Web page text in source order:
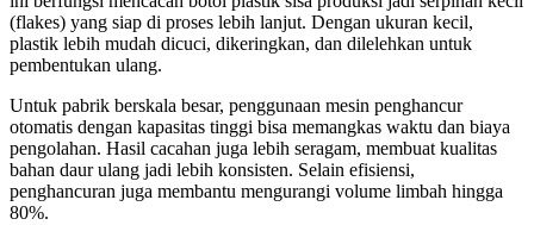
(flakes) yang siap di proses lebih lanjut. Dengan ukuran kecil,
plastik lebih mudah dicuci, dikeringkan, dan dilelehkan untuk
pembentukan ulang.
Untuk pabrik berskala besar, penggunaan mesin penghancur
otomatis dengan kapasitas tinggi bisa memangkas waktu dan biaya
pengolahan. Hasil cacahan juga lebih seragam, membuat kualitas
bahan daur ulang jadi lebih konsisten. Selain efisiensi,
penghancuran juga membantu mengurangi volume limbah hingga
80%.